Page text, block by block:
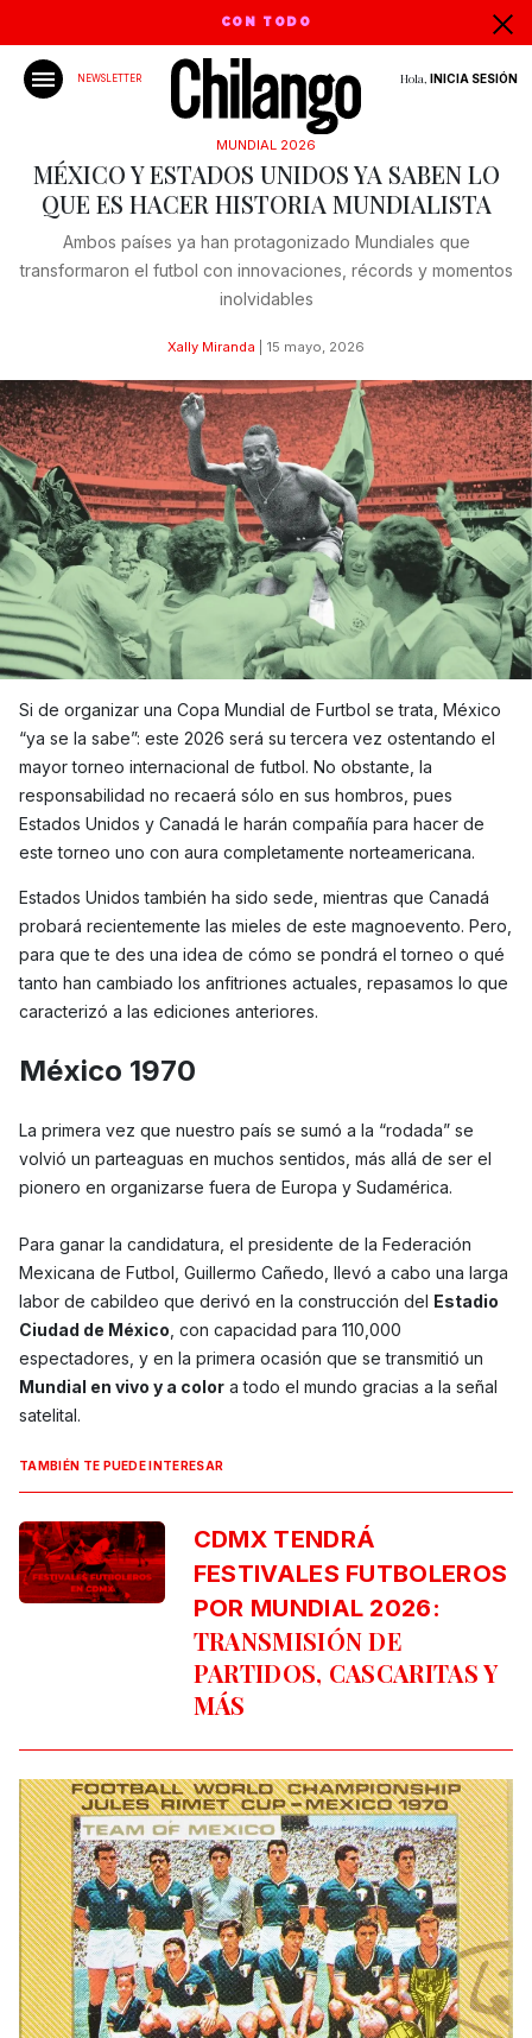
CON TODO
NEWSLETTER Hola, INICIA SESIÓN
MUNDIAL 2026
MÉXICO Y ESTADOS UNIDOS YA SABEN LO
QUE ES HACER HISTORIA MUNDIALISTA
Ambos países ya han protagonizado Mundiales que
transformaron el futbol con innovaciones, récords y momentos
inolvidables
Xally Miranda 15 mayo, 2026
Si de organizar una Copa Mundial de Furtbol se trata, México
“ya se la sabe”: este 2026 será su tercera vez ostentando el
mayor torneo internacional de futbol. No obstante, la
responsabilidad no recaerá sólo en sus hombros, pues
Estados Unidos y Canadá le harán compañía para hacer de
este torneo uno con aura completamente norteamericana.
Estados Unidos también ha sido sede, mientras que Canadá
probará recientemente las mieles de este magnoevento. Pero,
para que te des una idea de cómo se pondrá el torneo o qué
tanto han cambiado los anfitriones actuales, repasamos lo que
caracterizó a las ediciones anteriores.
México 1970
La primera vez que nuestro país se sumó a la “rodada” se
volvió un parteaguas en muchos sentidos, más allá de ser el
pionero en organizarse fuera de Europa y Sudamérica.
Para ganar la candidatura, el presidente de la Federación
Mexicana de Futbol, Guillermo Cañedo, llevó a cabo una larga
labor de cabildeo que derivó en la construcción del Estadio
Ciudad de México , con capacidad para 110,000
espectadores, y en la primera ocasión que se transmitió un
Mundial en vivo y a color a todo el mundo gracias a la señal
satelital.
TAMBIÉN TE PUEDE INTERESAR
CDMX TENDRÁ
FESTIVALES FUTBOLEROS
POR MUNDIAL 2026:
TRANSMISIÓN DE
PARTIDOS, CASCARITAS Y
MÁS